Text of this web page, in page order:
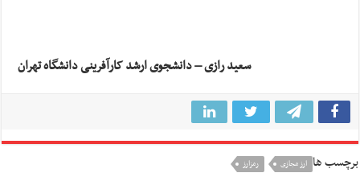
سعید رازی – دانشجوی ارشد کارآفرینی دانشگاه تهران
برچسب ها ارز مجازی رمزارز